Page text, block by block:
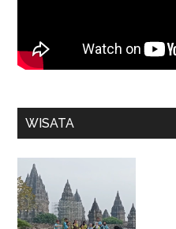
WISATA